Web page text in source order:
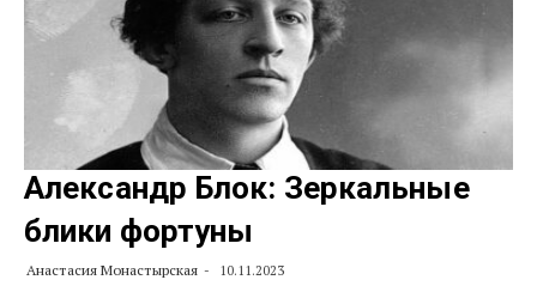
Александр Блок: Зеркальные
блики фортуны
Анастасия Монастырская 10.11.2023